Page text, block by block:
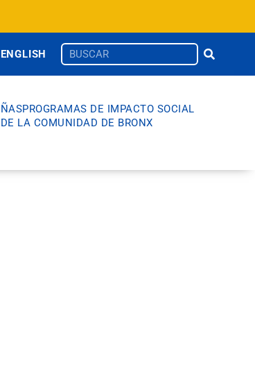
ENGLISH
PROGRAMAS DE IMPACTO SOCIAL
LA COMUNIDAD DE BRONX